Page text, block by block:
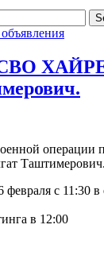
СВО
операции
Таштимерович.
с 11:30 в
в 12:00